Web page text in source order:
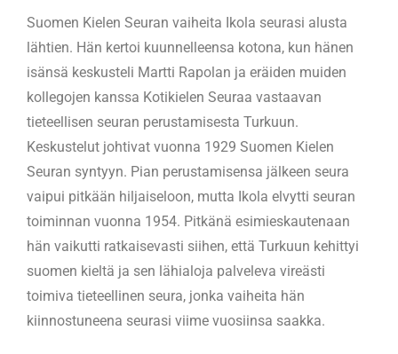
Suomen Kielen Seuran vaiheita Ikola seurasi alusta
lähtien. Hän kertoi kuunnelleensa kotona, kun hänen
isänsä keskusteli Martti Rapolan ja eräiden muiden
kollegojen kanssa Kotikielen Seuraa vastaavan
tieteellisen seuran perustamisesta Turkuun.
Keskustelut johtivat vuonna 1929 Suomen Kielen
Seuran syntyyn. Pian perustamisensa jälkeen seura
vaipui pitkään hiljaiseloon, mutta Ikola elvytti seuran
toiminnan vuonna 1954. Pitkänä esimieskautenaan
hän vaikutti ratkaisevasti siihen, että Turkuun kehittyi
suomen kieltä ja sen lähialoja palveleva vireästi
toimiva tieteellinen seura, jonka vaiheita hän
kiinnostuneena seurasi viime vuosiinsa saakka.